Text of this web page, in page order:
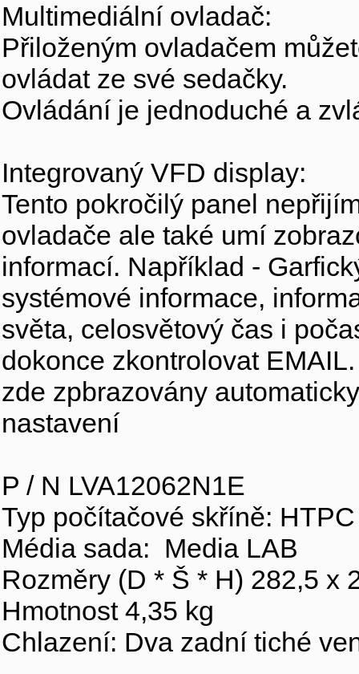
Multimediální ovladač:
Přiloženým ovladačem
ovládat ze své sedačky.
Ovládání je jednoduché a
Integrovaný VFD display:
Tento pokročilý panel
ovladače ale také umí
informací. Například -
systémové informace,
světa, celosvětový čas i
dokonce zkontrolovat
zde zpbrazovány
nastavení
P / N LVA12062N1E
Typ počítačové skříně: HTPC
Média sada: Media LAB
Rozměry (D * Š * H) 282,5 x
Hmotnost 4,35 kg
Chlazení: Dva zadní tiché